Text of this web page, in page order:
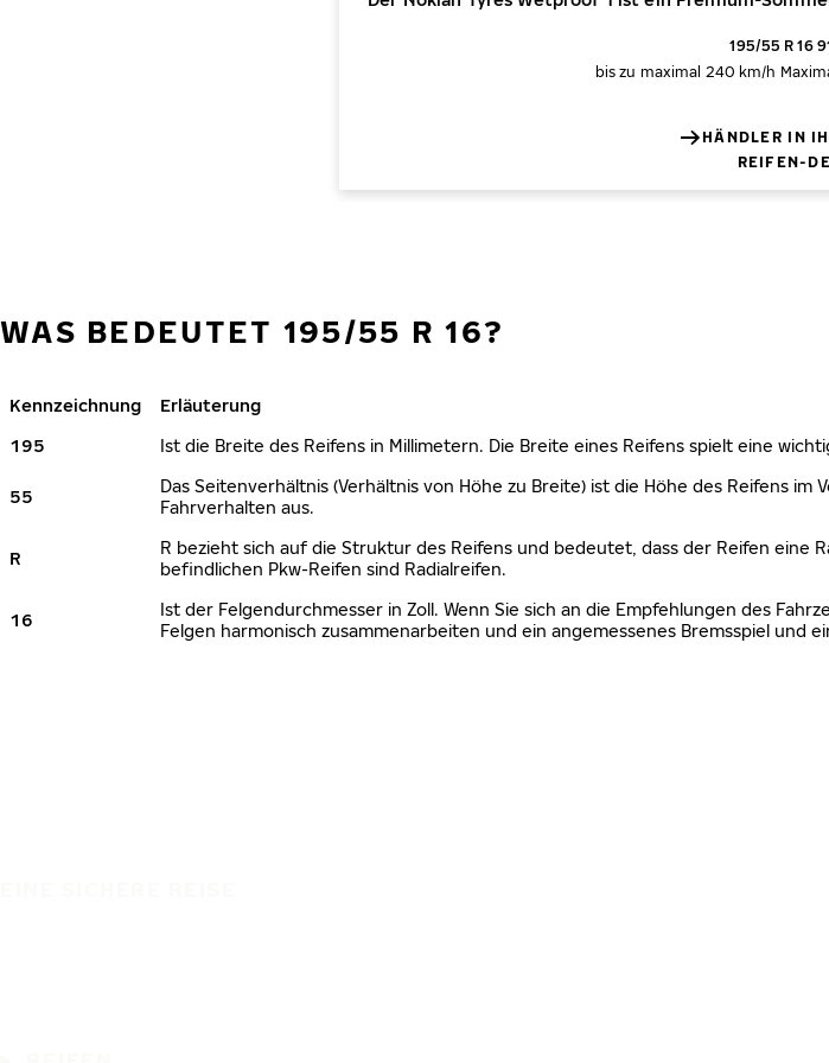
195/55 R 16
bis zu maximal 240 km/h
HÄNDLER IN
REIFEN-
WAS BEDEUTET 195/55 R 16?
Kennzeichnung
Erläuterung
195
Ist die Breite des Reifens in Millimetern. Die Breite eines Reifens spielt eine
55
Das Seitenverhältnis (Verhältnis von Höhe zu Breite) ist die Höhe des Reifens
Fahrverhalten aus.
R
R bezieht sich auf die Struktur des Reifens und bedeutet, dass der Reifen eine
befindlichen Pkw-Reifen sind Radialreifen.
16
Ist der Felgendurchmesser in Zoll. Wenn Sie sich an die Empfehlungen des
Felgen harmonisch zusammenarbeiten und ein angemessenes Bremsspiel und